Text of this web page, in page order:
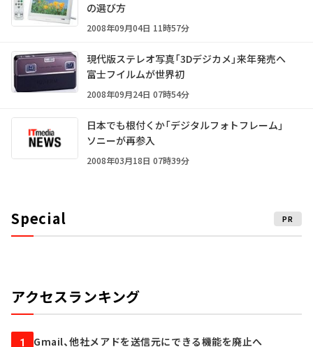
の選び方
2008年09月04日 11時57分
現代版ステレオ写真「3Dデジカメ」来年発売へ
富士フイルムが世界初
2008年09月24日 07時54分
日本でも根付くか「デジタルフォトフレーム」
ソニーが再参入
2008年03月18日 07時39分
Special PR
アクセスランキング
1 Gmail、他社メアドを送信元にできる機能を廃止へ